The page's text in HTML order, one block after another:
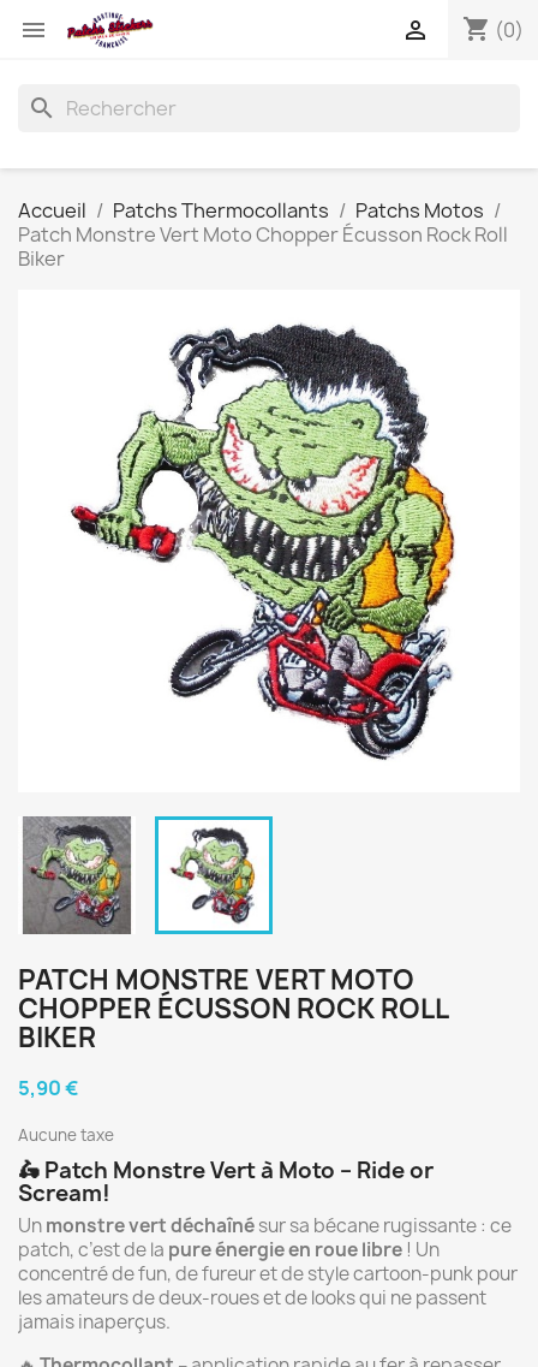
 shopping_cart (0)

search
Accueil Patchs Thermocollants
Patchs Motos
Patch Monstre Vert Moto Chopper Écusson Rock Roll
Biker
PATCH MONSTRE VERT MOTO
CHOPPER ÉCUSSON ROCK ROLL
BIKER
5,90 €
Aucune taxe
🛵 Patch Monstre Vert à Moto – Ride or
Scream!
Unmonstre vert déchaînésur sa bécane rugissante : ce
patch, c’est de la pure énergie en roue libre ! Un
concentré de fun, de fureur et de style cartoon-punk pour
les amateurs de deux-roues et de looks qui ne passent
jamais inaperçus.